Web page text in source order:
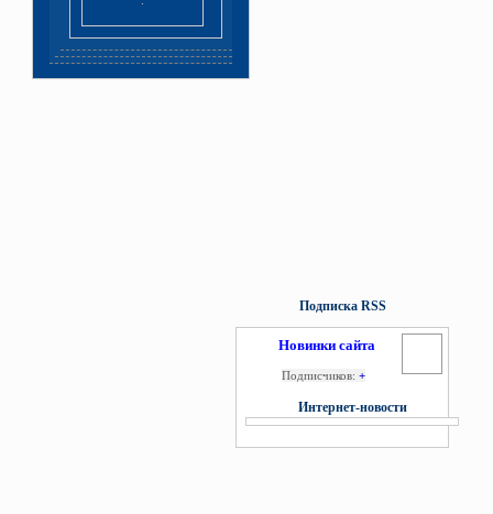
Подписка RSS
Новинки сайта
Подписчиков: +
Интернет-новости